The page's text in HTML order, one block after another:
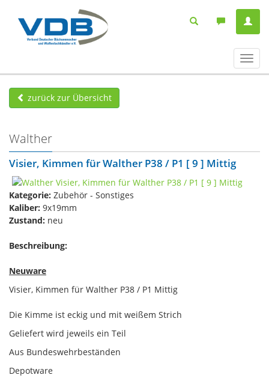
ein-/
zurück zur Übersicht
Walther
Visier, Kimmen für Walther P38 / P1 [ 9 ] Mittig
Kategorie: Zubehör - Sonstiges
Kaliber: 9x19mm
Zustand: neu
Beschreibung:
Neuware
Visier, Kimmen für Walther P38 / P1 Mittig
Die Kimme ist eckig und mit weißem Strich
Geliefert wird jeweils ein Teil
Aus Bundeswehrbeständen
Depotware